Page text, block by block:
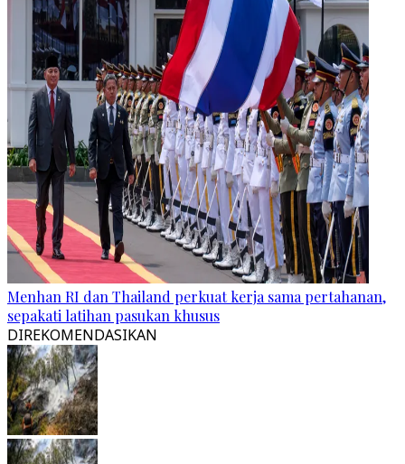
Menhan RI dan Thailand perkuat kerja sama pertahanan,
sepakati latihan pasukan khusus
DIREKOMENDASIKAN